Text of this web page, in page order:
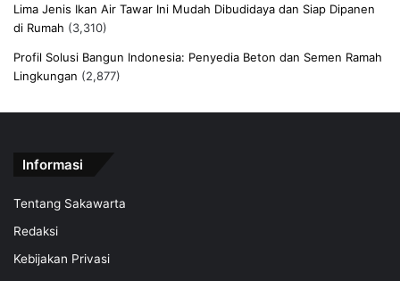
Lima Jenis Ikan Air Tawar Ini Mudah Dibudidaya dan Siap Dipanen
di Rumah (3,310)
Profil Solusi Bangun Indonesia: Penyedia Beton dan Semen Ramah
Lingkungan (2,877)
Informasi
Tentang Sakawarta
Redaksi
Kebijakan Privasi